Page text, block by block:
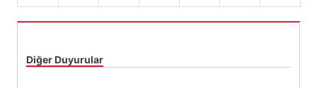
Diğer Duyurular